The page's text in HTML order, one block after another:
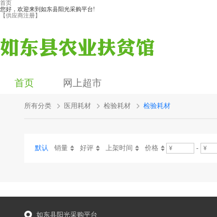
首页
您好，欢迎来到如东县阳光采购平台!
【供应商注册】
首页 网上超市
所有分类 医用耗材 检验耗材 检验耗材
默认 销量 好评 上架时间 价格 -
如东县阳光采购平台